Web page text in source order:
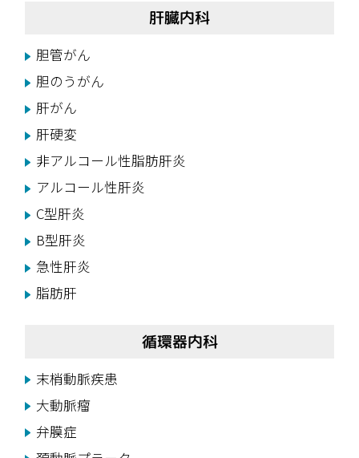
肝臓内科
胆管がん
胆のうがん
肝がん
肝硬変
非アルコール性脂肪肝炎
アルコール性肝炎
C型肝炎
B型肝炎
急性肝炎
脂肪肝
循環器内科
末梢動脈疾患
大動脈瘤
弁膜症